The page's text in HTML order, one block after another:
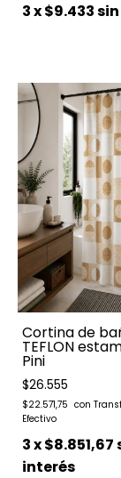
3x$9.433
Cortina de
TEFLON
Pini
$26.555
$22.571,75
3x$8.851,67
interés